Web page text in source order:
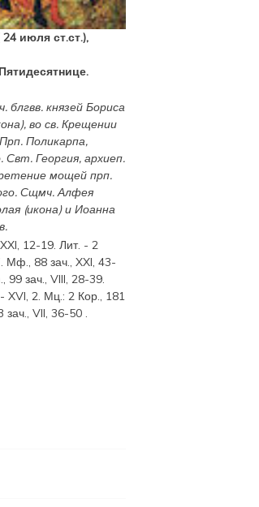
24 июля ст.ст.),
блгвв. князейБориса
), во св. Крещении
Поликарпа,
Свт.Георгия, архиеп.
мощей прп.
Сщмч.Алфея
(икона) иИоанна
12-19. Лит. -2
Мф., 88 зач., XXI, 43-
99 зач., VIII, 28-39.
XVI, 2. Мц.:2 Кор., 181
зач., VII, 36-50 .